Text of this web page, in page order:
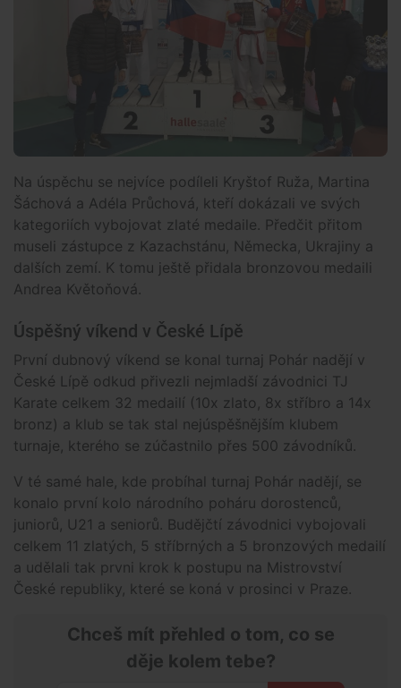
Na úspěchu se nejvíce podíleli Kryštof Ruža, Martina
Šáchová a Adéla Průchová, kteří dokázali ve svých
kategoriích vybojovat zlaté medaile. Předčit přitom
museli zástupce z Kazachstánu, Německa, Ukrajiny a
dalších zemí. K tomu ještě přidala bronzovou medaili
Andrea Květoňová.
Úspěšný víkend v České Lípě
První dubnový víkend se konal turnaj Pohár nadějí v
České Lípě odkud přivezli nejmladší závodnici TJ
Karate celkem 32 medailí (10x zlato, 8x stříbro a 14x
bronz) a klub se tak stal nejúspěšnějším klubem
turnaje, kterého se zúčastnilo přes 500 závodníků.
V té samé hale, kde probíhal turnaj Pohár nadějí, se
konalo první kolo národního poháru dorostenců,
juniorů, U21 a seniorů. Budějčtí závodnici vybojovali
celkem 11 zlatých, 5 stříbrných a 5 bronzových medailí
a udělali tak prvni krok k postupu na Mistrovství
České republiky, které se koná v prosinci v Praze.
Chceš mít přehled o tom, co se
děje kolem tebe?